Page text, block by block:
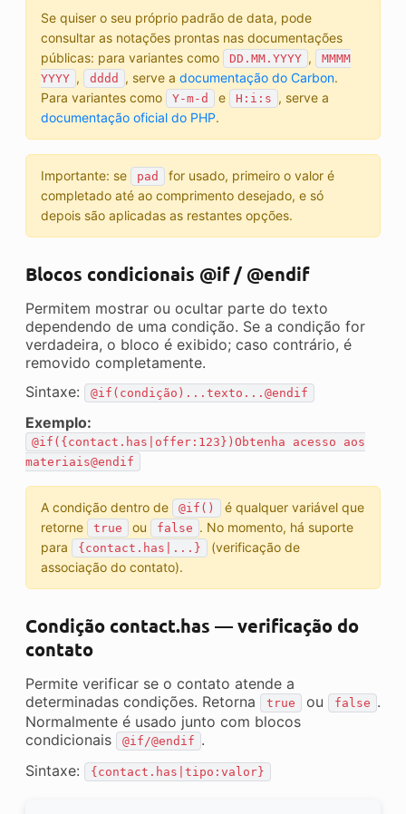
Se quiser o seu próprio padrão de data, pode
consultar as notações prontas nas documentações
públicas: para variantes como
DD.MM.YYYY ,
MMMM
YYYY , dddd , serve a documentação do Carbon.
Para variantes como
Y-m-d e H:i:s , serve a
documentação oficial do PHP.
Importante: se pad
for usado, primeiro o valor é
completado até ao comprimento desejado, e só
depois são aplicadas as restantes opções.
Blocos condicionais @if / @endif
Permitem mostrar ou ocultar parte do texto
dependendo de uma condição. Se a condição for
verdadeira, o bloco é exibido; caso contrário, é
removido completamente.
Sintaxe:
@if(condição)...texto...@endif
Exemplo:
@if({contact.has|offer:123})Obtenha acesso aos
materiais@endif
A condição dentro de @if()
é qualquer variável que
retorne
true ou false . No momento, há suporte
para
{contact.has|...}
(verificação de
associação do contato).
Condição contact.has — verificação do
contato
Permite verificar se o contato atende a
determinadas condições. Retorna
true ou false .
Normalmente é usado junto com blocos
condicionais
@if/@endif .
Sintaxe:
{contact.has|tipo:valor}